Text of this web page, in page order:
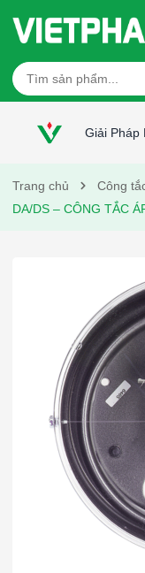
Giải Pháp
Trang chủ Công
DA/DS – CÔNG TẮC